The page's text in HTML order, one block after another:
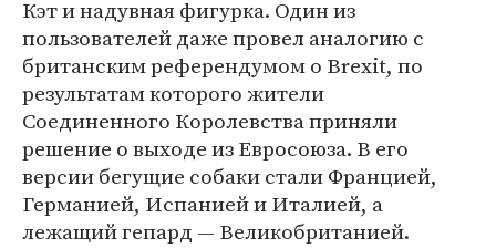
Кэт и надувная фигурка. Один из
пользователей даже провел аналогию с
британским референдумом о Brexit, по
результатам которого жители
Соединенного Королевства приняли
решение о выходе из Евросоюза. В его
версии бегущие собаки стали Францией,
Германией, Испанией и Италией, а
лежащий гепард — Великобританией.